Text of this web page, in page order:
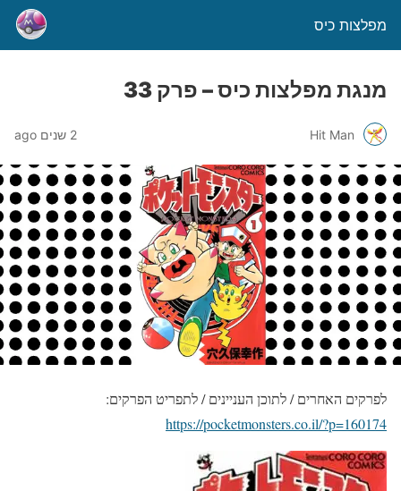
מפלצות כיס
מנגת מפלצות כיס – פרק 33
Hit Man 2 שנים ago
לפרקים האחרים / לתוכן העניינים / לתפריט הפרקים:
https://pocketmonsters.co.il/?p=160174